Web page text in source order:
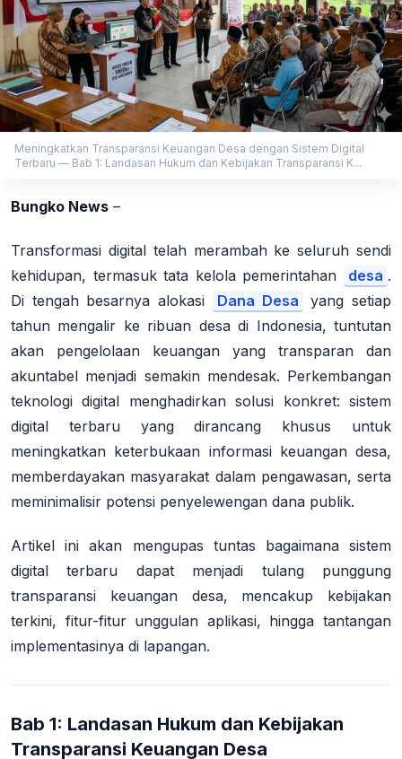
Meningkatkan Transparansi Keuangan Desa dengan Sistem Digital
Terbaru — Bab 1: Landasan Hukum dan Kebijakan Transparansi K...
Bungko News –
Transformasi digital telah merambah ke seluruh sendi
kehidupan, termasuk tata kelola pemerintahan
desa .
Di tengah besarnya alokasi
Dana Desa
yang setiap
tahun mengalir ke ribuan desa di Indonesia, tuntutan
akan pengelolaan keuangan yang transparan dan
akuntabel menjadi semakin mendesak. Perkembangan
teknologi digital menghadirkan solusi konkret: sistem
digital terbaru yang dirancang khusus untuk
meningkatkan keterbukaan informasi keuangan desa,
memberdayakan masyarakat dalam pengawasan, serta
meminimalisir potensi penyelewengan dana publik.
Artikel ini akan mengupas tuntas bagaimana sistem
digital terbaru dapat menjadi tulang punggung
transparansi keuangan desa, mencakup kebijakan
terkini, fitur-fitur unggulan aplikasi, hingga tantangan
implementasinya di lapangan.
Bab 1: Landasan Hukum dan Kebijakan
Transparansi Keuangan Desa